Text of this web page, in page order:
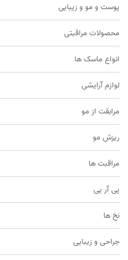
پوست و مو و زیبایی
محصولات مراقبتی
انواع ماسک ها
لوازم آرایشی
مرابقت از مو
ریزش مو
مراقبت ها
پی آر پی
نخ ها
جراحی و زیبایی